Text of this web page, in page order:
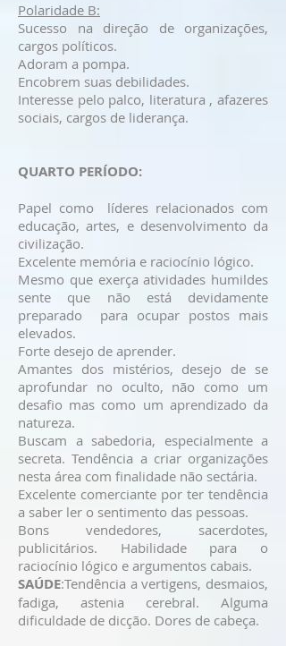
Polaridade B:
Sucesso na direção de organizações,
cargos políticos.
Adoram a pompa.
Encobrem suas debilidades.
Interesse pelo palco, literatura , afazeres
sociais, cargos de liderança.
QUARTO PERÍODO:
Papel como líderes relacionados com
educação, artes, e desenvolvimento da
civilização.
Excelente memória e raciocínio lógico.
Mesmo que exerça atividades humildes
sente que não está devidamente
preparado para ocupar postos mais
elevados.
Forte desejo de aprender.
Amantes dos mistérios, desejo de se
aprofundar no oculto, não como um
desafio mas como um aprendizado da
natureza.
Buscam a sabedoria, especialmente a
secreta. Tendência a criar organizações
nesta área com finalidade não sectária.
Excelente comerciante por ter tendência
a saber ler o sentimento das pessoas.
Bons vendedores, sacerdotes,
publicitários. Habilidade para o
raciocínio lógico e argumentos cabais.
SAÚDE:Tendência a vertigens, desmaios,
fadiga, astenia cerebral. Alguma
dificuldade de dicção. Dores de cabeça.